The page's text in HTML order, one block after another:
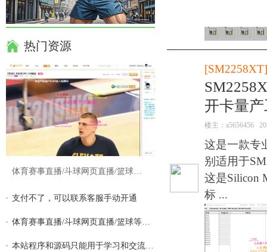
[SM2258XT]
开卡量
楼主： a5656456
这是一款专
别适用于
这是Silicon
标 ...
热门资源
支付不了，可以联系客服手动开通